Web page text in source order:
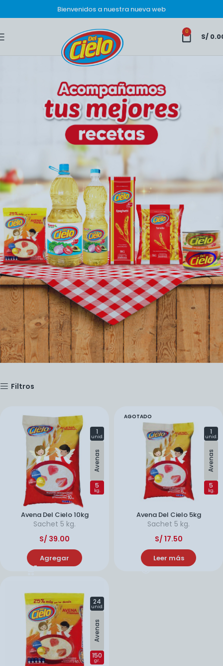
Bienvenidos a nuestra nueva web
0
S/
Filtros
1
unid.
Avenas
5
kg.
Avena Del Cielo 10kg
Sachet 5 kg.
S/ 39.00
Agregar
AGOTADO
1
unid.
Avenas
5
kg.
Avena Del Cielo 5kg
Sachet 5 kg.
S/ 17.50
Leer más
24
unid.
Avenas
150
gr.